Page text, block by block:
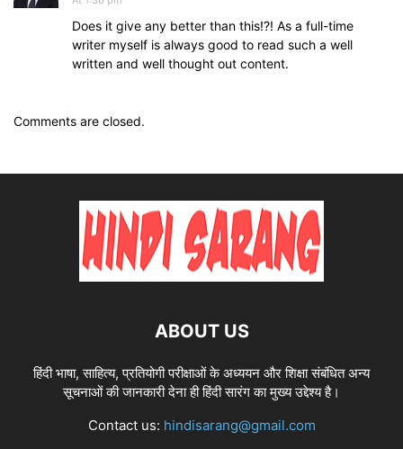
Does it give any better than this!?! As a full-time
writer myself is always good to read such a well
written and well thought out content.
Comments are closed.
ABOUT US
हिंदी भाषा, साहित्य, प्रतियोगी परीक्षाओं के अध्ययन और शिक्षा संबंधित अन्य
सूचनाओं की जानकारी देना ही हिंदी सारंग का मुख्य उद्देश्य है।
Contact us: hindisarang@gmail.com